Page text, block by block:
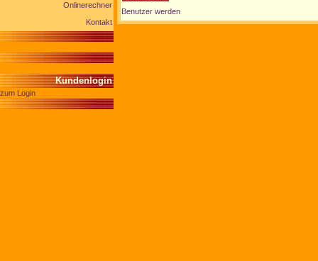
Onlinerechner
Kontakt
Kundenlogin
zum Login
Benutzer werden